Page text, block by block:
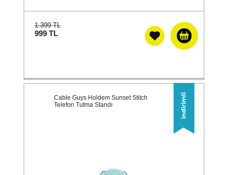
1.399 TL
999 TL
Cable Guys Holdem Sunset Stitch
Telefon Tutma Standı